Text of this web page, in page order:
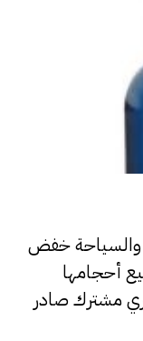
والسياحة خفض
أحجامها
مشترك صادر